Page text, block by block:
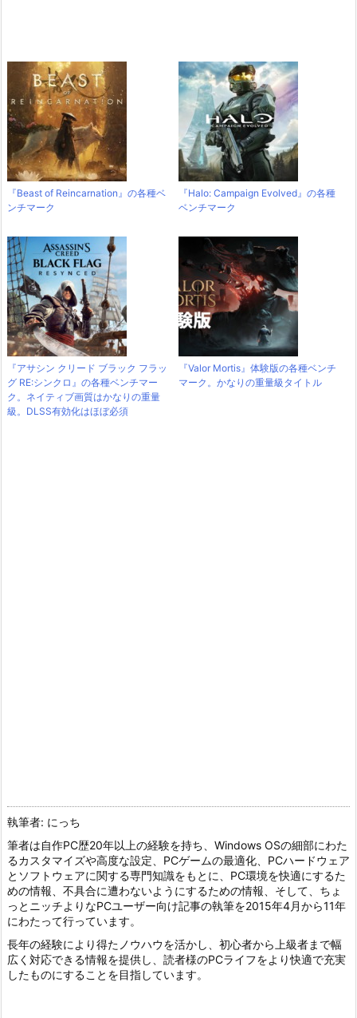
『Beast of Reincarnation』の各種ベ
ンチマーク
『Halo: Campaign Evolved』の各種
ベンチマーク
『アサシン クリード ブラック フラッ
グ RE:シンクロ』の各種ベンチマー
ク。ネイティブ画質はかなりの重量
級。DLSS有効化はほぼ必須
『Valor Mortis』体験版の各種ベンチ
マーク。かなりの重量級タイトル
執筆者: にっち
筆者は自作PC歴20年以上の経験を持ち、Windows OSの細部にわた
るカスタマイズや高度な設定、PCゲームの最適化、PCハードウェア
とソフトウェアに関する専門知識をもとに、PC環境を快適にするた
めの情報、不具合に遭わないようにするための情報、そして、ちょ
っとニッチよりなPCユーザー向け記事の執筆を2015年4月から11年
にわたって行っています。
長年の経験により得たノウハウを活かし、初心者から上級者まで幅
広く対応できる情報を提供し、読者様のPCライフをより快適で充実
したものにすることを目指しています。